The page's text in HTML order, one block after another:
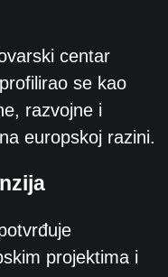
centar
se kao
razvojne i
europskoj razini.
projektima i